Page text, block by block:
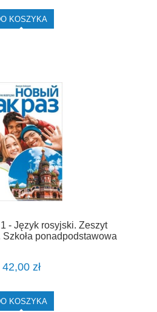
KOSZYKA
- Język rosyjski. Zeszyt
ponadpodstawowa
42,00 zł
KOSZYKA